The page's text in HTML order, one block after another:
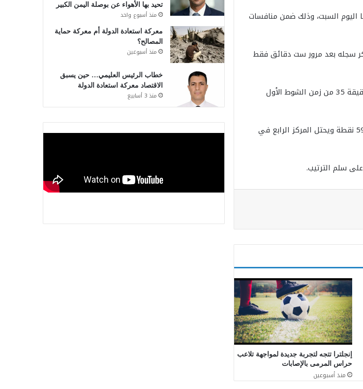
التي جمعتهما اليوم السبت، وذلك ضمن منافسات
سجله بعد مرور ست دقائق فقط
ورد اللاعب الأرجنتيني إنزو فرنانديز بهدف التعادل للفريق اللندني بحلول الدقيقة 35 من زمن الشوط الأول
واكتفى فريق ليفربول بنقطة واحدة بعد هذا التعادل رفع بها رصيده إلى 59 نقطة ويحتل المركز الرابع في
إنجلترا تتجه لتجربة جديدة لمواجهة تلاعب
حراس المرمى بالإصابات
منذ أسبوعين
تحيد بها الأهواء عن بوصلة اليمن الكبير
منذ أسبوع واحد
معركة استعادة الدولة أم معركة حماية
المصالح؟
منذ أسبوعين
خطاب الرئيس العليمي… حين يسبق
الاقتصاد معركة استعادة الدولة
منذ 3 أسابيع